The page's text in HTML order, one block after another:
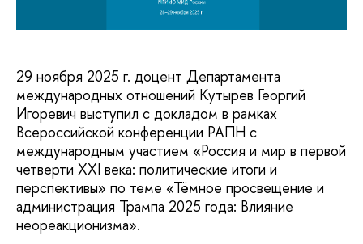
29 ноября 2025 г. доцент Департамента
международных отношений Кутырев Георгий
Игоревич выступил с докладом в рамках
Всероссийской конференции РАПН с
международным участием «Россия и мир в первой
четверти XXI века: политические итоги и
перспективы» по теме «Тёмное просвещение и
администрация Трампа 2025 года: Влияние
неореакционизма».